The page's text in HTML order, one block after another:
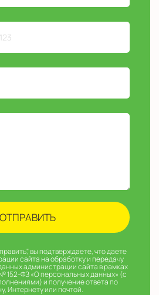
вы подтверждаете, что даете
сайта на обработку и передачу
администрации сайта в рамках
152-ФЗ «О персональных данных» (с
и получение ответа по
Интернету или почтой.